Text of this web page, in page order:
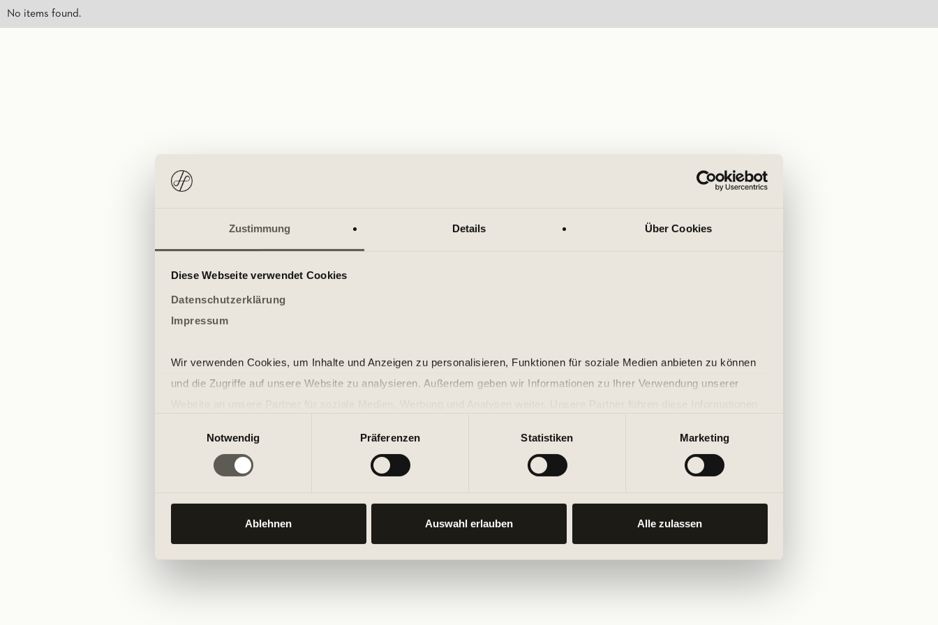
Zustimmung Details Über Cookies
Diese Webseite verwendet Cookies
Datenschutzerklärung
Impressum
Wir verwenden Cookies, um Inhalte und Anzeigen zu personalisieren, Funktionen für soziale Medien anbieten zu können
und die Zugriffe auf unsere Website zu analysieren. Außerdem geben wir Informationen zu Ihrer Verwendung unserer
der Dienste gesammelt haben.
Notwendig
Präferenzen Statistiken Marketing
Ablehnen Auswahl erlauben Alle zulassen
No items found.